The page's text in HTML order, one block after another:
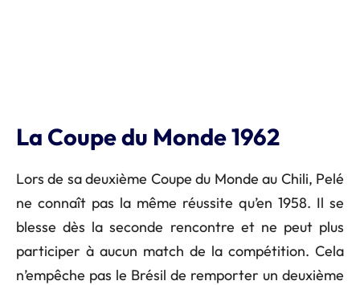
La Coupe du Monde 1962
Lors de sa deuxième Coupe du Monde au Chili, Pelé
ne connaît pas la même réussite qu’en 1958. Il se
blesse dès la seconde rencontre et ne peut plus
participer à aucun match de la compétition. Cela
n’empêche pas le Brésil de remporter un deuxième